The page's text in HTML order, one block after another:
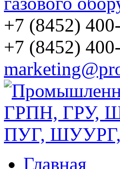
+7 (8452)
+7 (8452)
Главная